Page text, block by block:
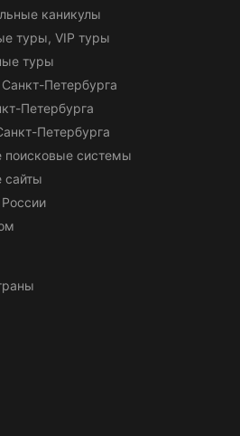
каникулы
туры, VIP туры
туры
Петербурга
Петербурга
Петербурга
поисковые системы
сайты